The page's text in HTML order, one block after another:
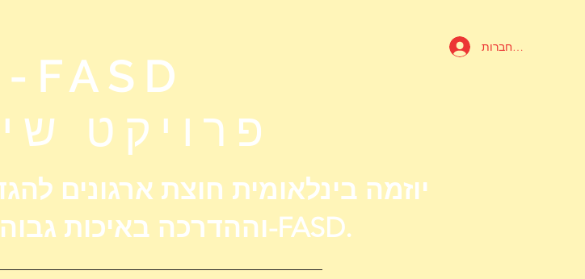
ה-FASD
פרויקט
להתחברות
יוזמה בינלאומית חוצת ארגונים
וההדרכה באיכות גבוהה עבור קהילת ה-FASD.